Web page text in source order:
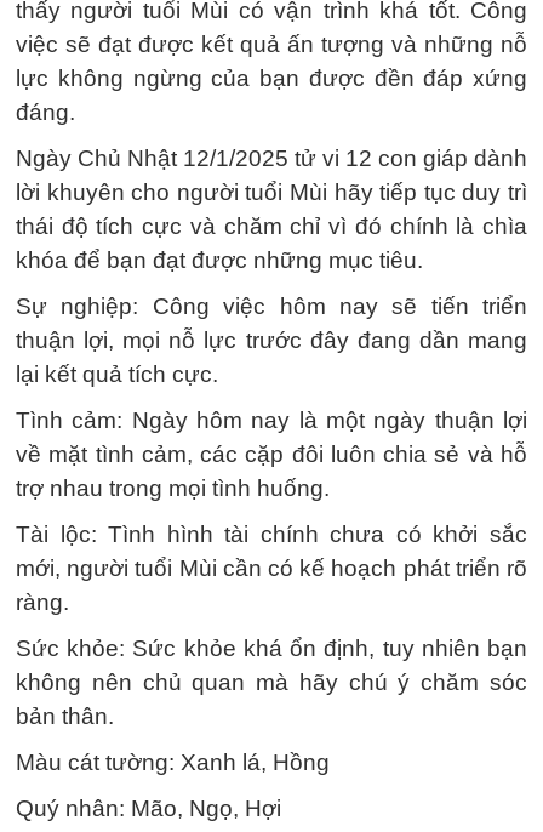
thấy người tuổi Mùi có vận trình khá tốt. Công
việc sẽ đạt được kết quả ấn tượng và những nỗ
lực không ngừng của bạn được đền đáp xứng
đáng.
Ngày Chủ Nhật 12/1/2025 tử vi 12 con giáp dành
lời khuyên cho người tuổi Mùi hãy tiếp tục duy trì
thái độ tích cực và chăm chỉ vì đó chính là chìa
khóa để bạn đạt được những mục tiêu.
Sự nghiệp: Công việc hôm nay sẽ tiến triển
thuận lợi, mọi nỗ lực trước đây đang dần mang
lại kết quả tích cực.
Tình cảm: Ngày hôm nay là một ngày thuận lợi
về mặt tình cảm, các cặp đôi luôn chia sẻ và hỗ
trợ nhau trong mọi tình huống.
Tài lộc: Tình hình tài chính chưa có khởi sắc
mới, người tuổi Mùi cần có kế hoạch phát triển rõ
ràng.
Sức khỏe: Sức khỏe khá ổn định, tuy nhiên bạn
không nên chủ quan mà hãy chú ý chăm sóc
bản thân.
Màu cát tường: Xanh lá, Hồng
Quý nhân: Mão, Ngọ, Hợi